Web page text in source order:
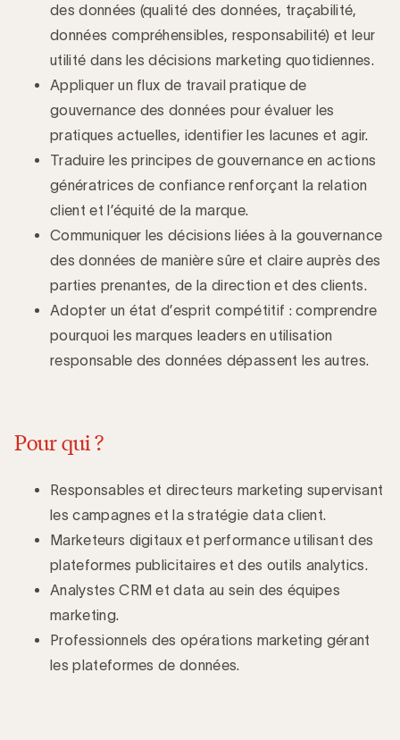
des données (qualité des données, traçabilité,
données compréhensibles, responsabilité) et leur
utilité dans les décisions marketing quotidiennes.
Appliquer un flux de travail pratique de
gouvernance des données pour évaluer les
pratiques actuelles, identifier les lacunes et agir.
Traduire les principes de gouvernance en actions
génératrices de confiance renforçant la relation
client et l’équité de la marque.
Communiquer les décisions liées à la gouvernance
des données de manière sûre et claire auprès des
parties prenantes, de la direction et des clients.
Adopter un état d’esprit compétitif : comprendre
pourquoi les marques leaders en utilisation
responsable des données dépassent les autres.
Pour qui ?
Responsables et directeurs marketing supervisant
les campagnes et la stratégie data client.
Marketeurs digitaux et performance utilisant des
plateformes publicitaires et des outils analytics.
Analystes CRM et data au sein des équipes
marketing.
Professionnels des opérations marketing gérant
les plateformes de données.